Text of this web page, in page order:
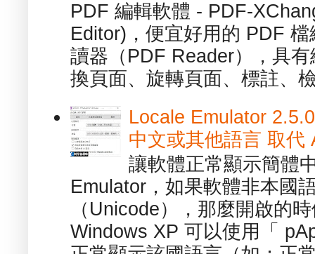
PDF 編輯軟體 - PDF-
Editor)，便宜好用的 PDF
讀器（PDF Reader），具
換頁面、旋轉頁面、標註、
Locale Emulator
中文或其他語言 取代
讓軟體正常顯示簡體
Emulator，如果軟體非本國
（Unicode），那麼開啟的
Windows XP 可以使用「